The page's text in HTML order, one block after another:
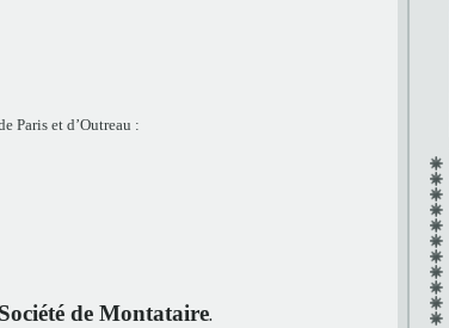
Paris et d’Outreau :
de Montataire.